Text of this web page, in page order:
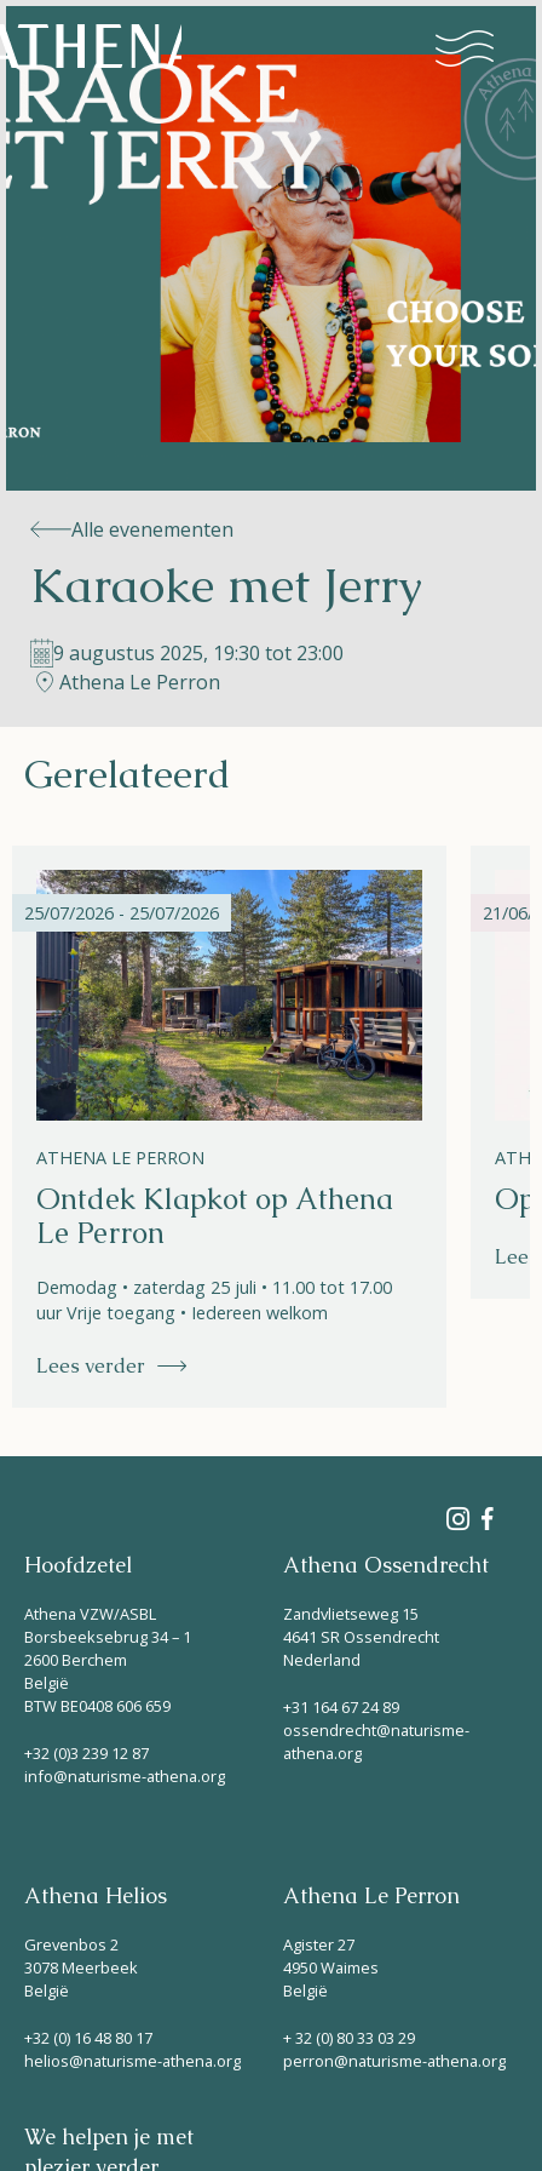
Naturisme
Community
Kalender
Le Perron
Helios
Contact
NL FR EN
Apple App Store
Android Play Store
Alle evenementen
Karaoke met Jerry
9 augustus 2025, 19:30 tot 23:00
Athena Le Perron
Gerelateerd
25/07/2026 - 25/07/2026
ATHENA LE PERRON
Ontdek Klapkot op Athena
Le Perron
Demodag • zaterdag 25 juli • 11.00 tot 17.00
uur Vrije toegang • Iedereen welkom
Lees verder
21/06/
Hoofdzetel
Athena VZW/ASBL
Borsbeeksebrug 34 – 1
2600 Berchem
België
BTW BE0408 606 659
+32 (0)3 239 12 87
info@naturisme-athena.org
Athena Ossendrecht
Zandvlietseweg 15
4641 SR Ossendrecht
Nederland
+31 164 67 24 89
ossendrecht@naturisme-
athena.org
Athena Helios
Grevenbos 2
3078 Meerbeek
België
+32 (0) 16 48 80 17
helios@naturisme-athena.org
Athena Le Perron
Agister 27
4950 Waimes
België
+ 32 (0) 80 33 03 29
perron@naturisme-athena.org
We helpen je met